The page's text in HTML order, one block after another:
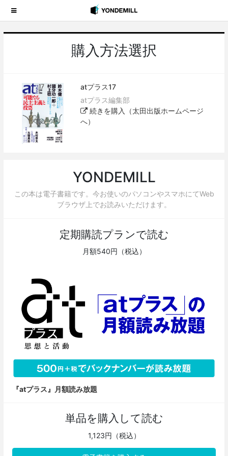
購入方法選択
atプラス17
atプラス編集部
続きを購入（太田出版ホームページ
へ）
YONDEMILL
この本は電子書籍です。今お使いのパソコンやスマホにてWeb
ブラウザ上でお読みいただけます。
定期購読プランで読む
月額540円（税込）
『atプラス』月額読み放題
単品を購入して読む
1,123円（税込）